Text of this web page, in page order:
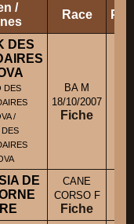
/
Race
DES
DES
/
BA M
18/10/2007
Fiche
DE
CANE
CORSO F
Fiche